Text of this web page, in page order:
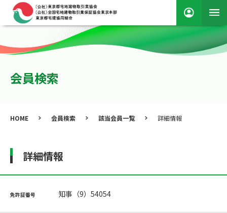
会員検索
HOME 会員検索 該当会員一覧 詳細情報
詳細情報
免許証番号 知事（9）54054